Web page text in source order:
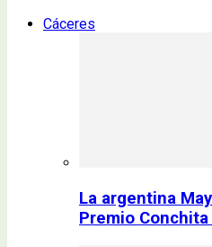
Cáceres
La argentina
Premio